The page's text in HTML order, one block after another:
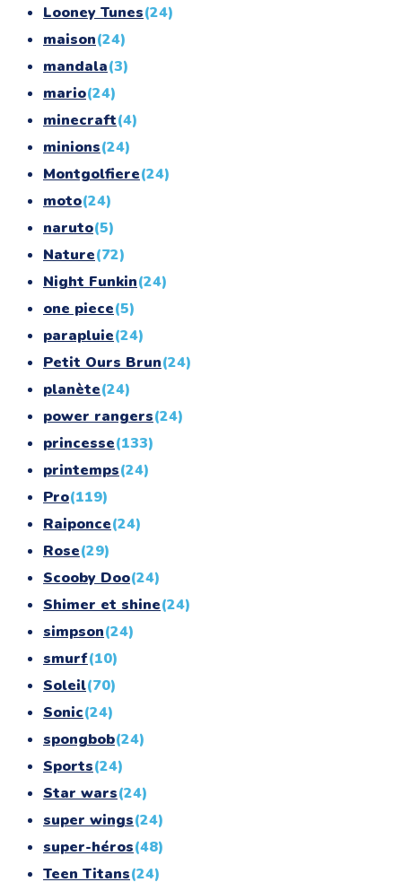
Looney Tunes(24)
maison(24)
mandala(3)
mario(24)
minecraft(4)
minions(24)
Montgolfiere(24)
moto(24)
naruto(5)
Nature(72)
Night Funkin(24)
one piece(5)
parapluie(24)
Petit Ours Brun(24)
planète(24)
power rangers(24)
princesse(133)
printemps(24)
Pro(119)
Raiponce(24)
Rose(29)
Scooby Doo(24)
Shimer et shine(24)
simpson(24)
smurf(10)
Soleil(70)
Sonic(24)
spongbob(24)
Sports(24)
Star wars(24)
super wings(24)
super-héros(48)
Teen Titans(24)